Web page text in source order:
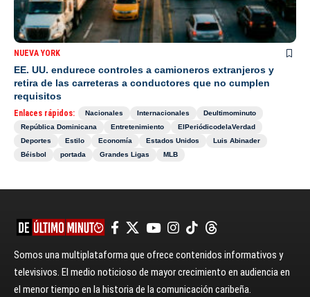
NUEVA YORK
EE. UU. endurece controles a camioneros extranjeros y
retira de las carreteras a conductores que no cumplen
requisitos
Enlaces rápidos: Nacionales Internacionales
Deultimominuto
República Dominicana
Entretenimiento
ElPeriódicodelaVerdad
Deportes
Estilo Economía Estados Unidos
Luis Abinader
Béisbol
portada Grandes Ligas MLB
Somos una multiplataforma que ofrece contenidos informativos y
televisivos. El medio noticioso de mayor crecimiento en audiencia en
el menor tiempo en la historia de la comunicación caribeña.